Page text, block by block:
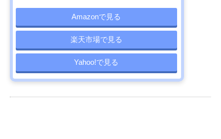
Amazonで見る
楽天市場で見る
Yahoo!で見る